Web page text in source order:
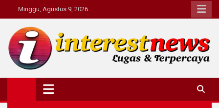
to
content
Minggu, Agustus 9, 2026
Interestnews.or.id